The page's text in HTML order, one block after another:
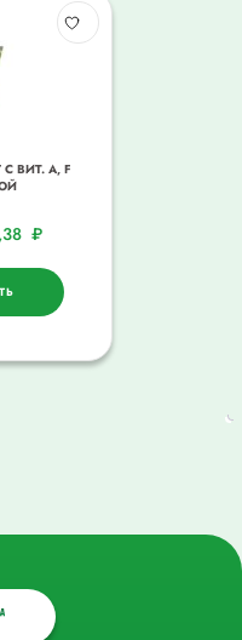
ВИТ. A, F
₽